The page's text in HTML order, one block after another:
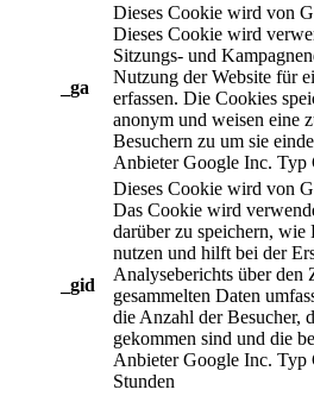
_ga
Dieses Cookie wird von
Dieses Cookie wird
Sitzungs- und
Nutzung der Website für
erfassen. Die Cookies
anonym und weisen eine
Besuchern zu um sie
Anbieter Google Inc. Typ
_gid
Dieses Cookie wird von
Das Cookie wird
darüber zu speichern, wie
nutzen und hilft bei der
Analyseberichts über den
gesammelten Daten
die Anzahl der Besucher,
gekommen sind und die
Anbieter Google Inc. Typ
Stunden